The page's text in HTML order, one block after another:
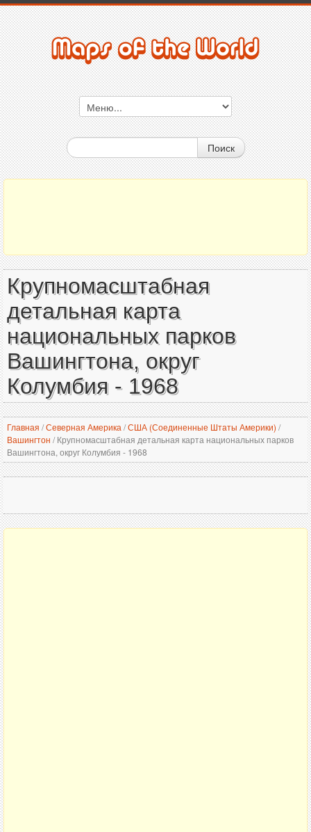
Поиск
Крупномасштабная
детальная карта
национальных парков
Вашингтона, округ
Колумбия - 1968
Главная /Северная Америка /США (Соединенные Штаты Америки) /
Вашингтон /Крупномасштабная детальная карта национальных парков
Вашингтона, округ Колумбия - 1968